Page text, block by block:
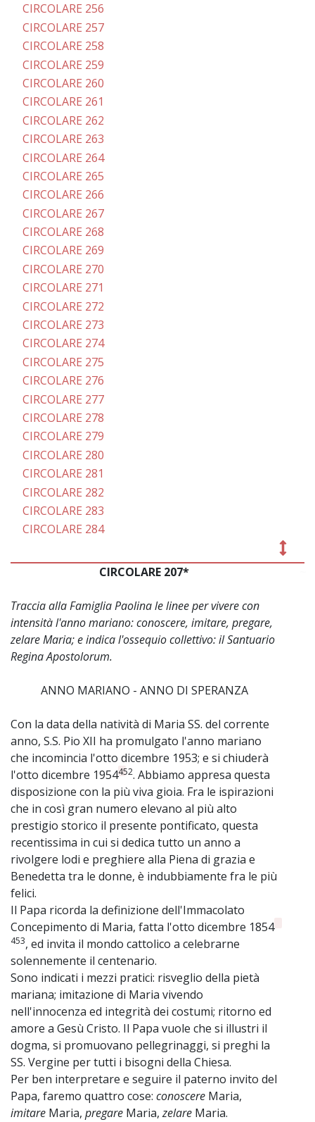
CIRCOLARE 256
CIRCOLARE 257
CIRCOLARE 258
CIRCOLARE 259
CIRCOLARE 260
CIRCOLARE 261
CIRCOLARE 262
CIRCOLARE 263
CIRCOLARE 264
CIRCOLARE 265
CIRCOLARE 266
CIRCOLARE 267
CIRCOLARE 268
CIRCOLARE 269
CIRCOLARE 270
CIRCOLARE 271
CIRCOLARE 272
CIRCOLARE 273
CIRCOLARE 274
CIRCOLARE 275
CIRCOLARE 276
CIRCOLARE 277
CIRCOLARE 278
CIRCOLARE 279
CIRCOLARE 280
CIRCOLARE 281
CIRCOLARE 282
CIRCOLARE 283
CIRCOLARE 284
CIRCOLARE 207*
Traccia alla Famiglia Paolina le linee per vivere con
intensità l'anno mariano: conoscere, imitare, pregare,
zelare Maria; e indica l'ossequio collettivo: il Santuario
Regina Apostolorum.
ANNO MARIANO - ANNO DI SPERANZA
Con la data della natività di Maria SS. del corrente
anno, S.S. Pio XII ha promulgato l'anno mariano
che incomincia l'otto dicembre 1953; e si chiuderà
l'otto dicembre 1954452. Abbiamo appresa questa
disposizione con la più viva gioia. Fra le ispirazioni
che in così gran numero elevano al più alto
prestigio storico il presente pontificato, questa
recentissima in cui si dedica tutto un anno a
rivolgere lodi e preghiere alla Piena di grazia e
Benedetta tra le donne, è indubbiamente fra le più
felici.
Il Papa ricorda la definizione dell'Immacolato
Concepimento di Maria, fatta l'otto dicembre 1854
453, ed invita il mondo cattolico a celebrarne
solennemente il centenario.
Sono indicati i mezzi pratici: risveglio della pietà
mariana; imitazione di Maria vivendo
nell'innocenza ed integrità dei costumi; ritorno ed
amore a Gesù Cristo. Il Papa vuole che si illustri il
dogma, si promuovano pellegrinaggi, si preghi la
SS. Vergine per tutti i bisogni della Chiesa.
Per ben interpretare e seguire il paterno invito del
Papa, faremo quattro cose: conoscere Maria,
imitare Maria, pregare Maria,zelare Maria.